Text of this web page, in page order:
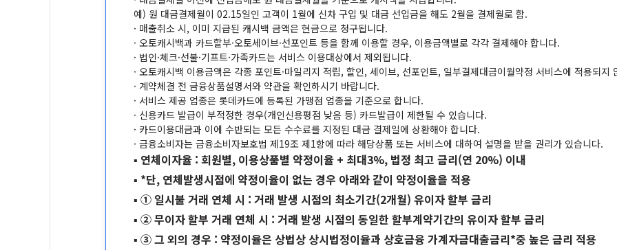
예) 원 대금결제월이 02.15일인 고객이 1월에 신차 구입 및 대금 선입금을 해도 2월을 결제월로 함.
· 매출취소 시, 이미 지급된 캐시백 금액은 현금으로 청구됩니다.
· 오토캐시백과 카드할부·오토세이브·선포인트 등을 함께 이용할 경우, 이용금액별로 각각 결제해야 합니다.
· 법인·체크·선불·기프트·가족카드는 서비스 이용대상에서 제외됩니다.
· 오토캐시백 이용금액은 각종 포인트·마일리지 적립, 할인, 세이브, 선포인트, 일부결제대금이월약정 서비스에 적용되지
· 계약체결 전 금융상품설명서와 약관을 확인하시기 바랍니다.
· 서비스 제공 업종은 롯데카드에 등록된 가맹점 업종을 기준으로 합니다.
· 신용카드 발급이 부적정한 경우(개인신용평점 낮음 등) 카드발급이 제한될 수 있습니다.
· 카드이용대금과 이에 수반되는 모든 수수료를 지정된 대금 결제일에 상환해야 합니다.
· 금융소비자는 금융소비자보호법 제19조 제1항에 따라 해당상품 또는 서비스에 대하여 설명을 받을 권리가 있습니다.
▪ 연체이자율 : 회원별, 이용상품별 약정이율 + 최대3%, 법정 최고 금리(연 20%) 이내
▪ *단, 연체발생시점에 약정이율이 없는 경우 아래와 같이 약정이율을 적용
▪ ① 일시불 거래 연체 시 : 거래 발생 시점의 최소기간(2개월) 유이자 할부 금리
▪ ② 무이자 할부 거래 연체 시 : 거래 발생 시점의 동일한 할부계약기간의 유이자 할부 금리
▪ ③ 그 외의 경우 : 약정이율은 상법상 상시법정이율과 상호금융 가계자금대출금리*중 높은 금리 적용